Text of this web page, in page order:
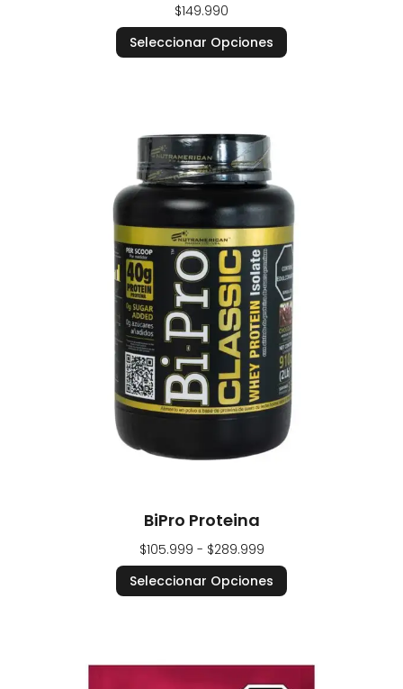
$149.990
Seleccionar Opciones
BiPro Proteina
$105.999 - $289.999
Seleccionar Opciones